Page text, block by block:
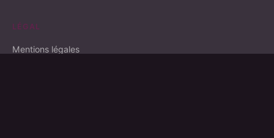
LÉGAL
Mentions légales